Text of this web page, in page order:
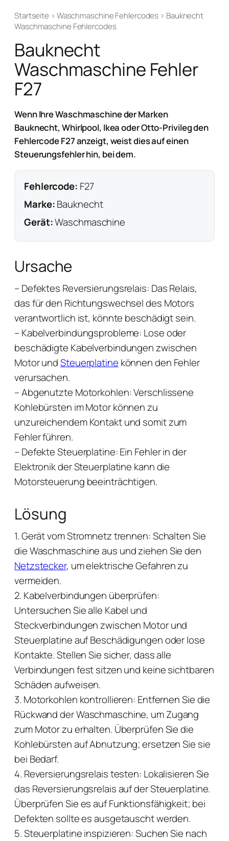
Startseite › Waschmaschine Fehlercodes › Bauknecht
Waschmaschine Fehlercodes
Bauknecht
Waschmaschine Fehler
F27
Wenn Ihre Waschmaschine der Marken
Bauknecht, Whirlpool, Ikea oder Otto-Privileg den
Fehlercode F27 anzeigt, weist dies auf einen
Steuerungsfehler hin, bei dem.
Fehlercode: F27
Marke:Bauknecht
Gerät:Waschmaschine
Ursache
– Defektes Reversierungsrelais: Das Relais,
das für den Richtungswechsel des Motors
verantwortlich ist, könnte beschädigt sein.
– Kabelverbindungsprobleme: Lose oder
beschädigte Kabelverbindungen zwischen
Motor undSteuerplatine können den Fehler
verursachen.
– Abgenutzte Motorkohlen: Verschlissene
Kohlebürsten im Motor können zu
unzureichendem Kontakt und somit zum
Fehler führen.
– Defekte Steuerplatine: Ein Fehler in der
Elektronik der Steuerplatine kann die
Motorsteuerung beeinträchtigen.
Lösung
1. Gerät vom Stromnetz trennen: Schalten Sie
die Waschmaschine aus und ziehen Sie den
Netzstecker, um elektrische Gefahren zu
vermeiden.
2. Kabelverbindungen überprüfen:
Untersuchen Sie alle Kabel und
Steckverbindungen zwischen Motor und
Steuerplatine auf Beschädigungen oder lose
Kontakte. Stellen Sie sicher, dass alle
Verbindungen fest sitzen und keine sichtbaren
Schäden aufweisen.
3. Motorkohlen kontrollieren: Entfernen Sie die
Rückwand der Waschmaschine, um Zugang
zum Motor zu erhalten. Überprüfen Sie die
Kohlebürsten auf Abnutzung; ersetzen Sie sie
bei Bedarf.
4. Reversierungsrelais testen: Lokalisieren Sie
das Reversierungsrelais auf der Steuerplatine.
Überprüfen Sie es auf Funktionsfähigkeit; bei
Defekten sollte es ausgetauscht werden.
5. Steuerplatine inspizieren: Suchen Sie nach